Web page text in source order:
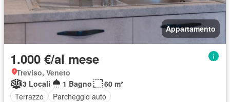
Appartamento
1.000 €/al mese
Treviso, Veneto
3 Locali
1 Bagno
60 m²
Terrazzo
Parcheggio auto